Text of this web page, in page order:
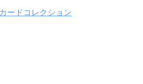
ードコレクション